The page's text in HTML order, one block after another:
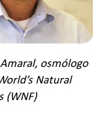
osmólogo
Natural
(WNF)